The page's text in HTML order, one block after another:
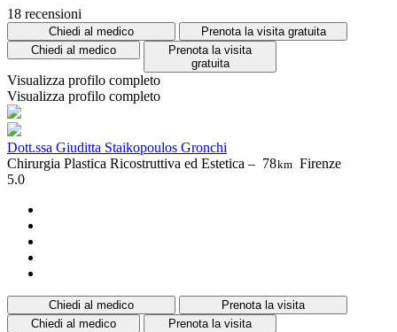
18 recensioni
Chiedi al medico
Prenota la visita gratuita
Chiedi al medico
Prenota la visita
gratuita
Visualizza profilo completo
Visualizza profilo completo
Dott.ssa Giuditta Staikopoulos Gronchi
Chirurgia Plastica Ricostruttiva ed Estetica – 78km Firenze
5.0
Chiedi al medico
Prenota la visita
Chiedi al medico
Prenota la visita